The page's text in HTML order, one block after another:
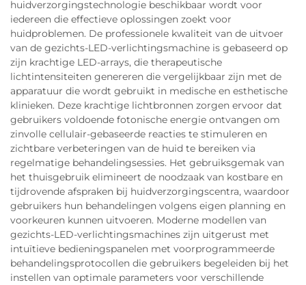
huidverzorgingstechnologie beschikbaar wordt voor
iedereen die effectieve oplossingen zoekt voor
huidproblemen. De professionele kwaliteit van de uitvoer
van de gezichts-LED-verlichtingsmachine is gebaseerd op
zijn krachtige LED-arrays, die therapeutische
lichtintensiteiten genereren die vergelijkbaar zijn met de
apparatuur die wordt gebruikt in medische en esthetische
klinieken. Deze krachtige lichtbronnen zorgen ervoor dat
gebruikers voldoende fotonische energie ontvangen om
zinvolle cellulair-gebaseerde reacties te stimuleren en
zichtbare verbeteringen van de huid te bereiken via
regelmatige behandelingsessies. Het gebruiksgemak van
het thuisgebruik elimineert de noodzaak van kostbare en
tijdrovende afspraken bij huidverzorgingscentra, waardoor
gebruikers hun behandelingen volgens eigen planning en
voorkeuren kunnen uitvoeren. Moderne modellen van
gezichts-LED-verlichtingsmachines zijn uitgerust met
intuïtieve bedieningspanelen met voorprogrammeerde
behandelingsprotocollen die gebruikers begeleiden bij het
instellen van optimale parameters voor verschillende